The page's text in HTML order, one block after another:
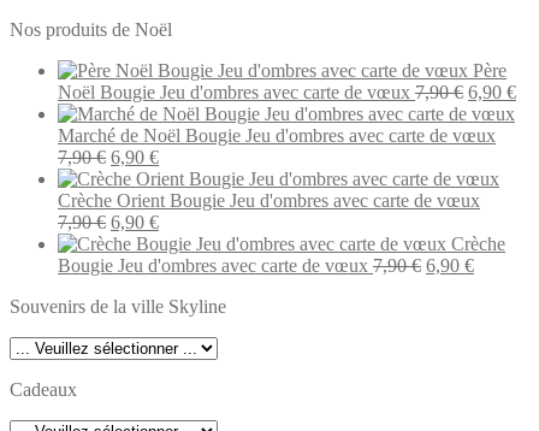
Nos produits de Noël
Père
Noël Bougie Jeu d'ombres avec carte de vœux 7,90€ Le
prix
initial
7,90 €.
6,90 €Le
Marché de Noël Bougie Jeu d'ombres avec carte de vœux
7,90€ Le
prix
initial
était :
7,90 €.
6,90 €Le
prix
actuel
est :
6,90 €.
Crèche Orient Bougie Jeu d'ombres avec carte de vœux
7,90€ Le
prix
initial
7,90 €.
6,90 €Le
prix
actuel
6,90 €.
Crèche
Bougie Jeu d'ombres avec carte de vœux 7,90€ Le
6,90 €Le
Souvenirs de la ville Skyline
Cadeaux